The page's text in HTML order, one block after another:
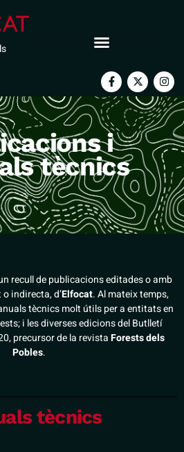
i
tècnics
recull de publicacions editades o amb
indirecta, d’Elfocat. Al mateix temps,
tècnics molt útils per a entitats en
i les diverses edicions del Butlletí
precursor de la revistaForests dels
Pobles.
tècnics